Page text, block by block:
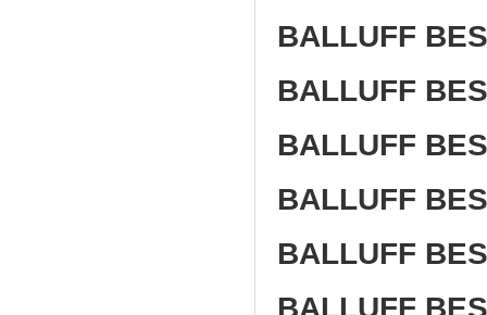
BALLUFF
BALLUFF
BALLUFF
BALLUFF
BALLUFF
BALLUFF